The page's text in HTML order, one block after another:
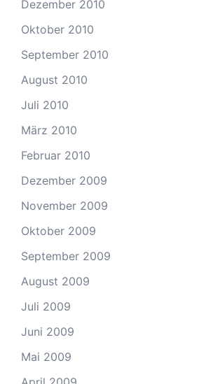
Dezember 2010
Oktober 2010
September 2010
August 2010
Juli 2010
März 2010
Februar 2010
Dezember 2009
November 2009
Oktober 2009
September 2009
August 2009
Juli 2009
Juni 2009
Mai 2009